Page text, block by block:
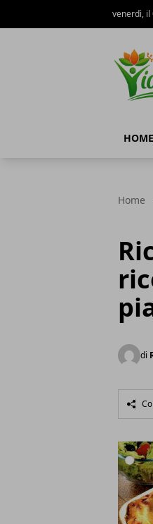
venerdì, il
HOME
Home
di